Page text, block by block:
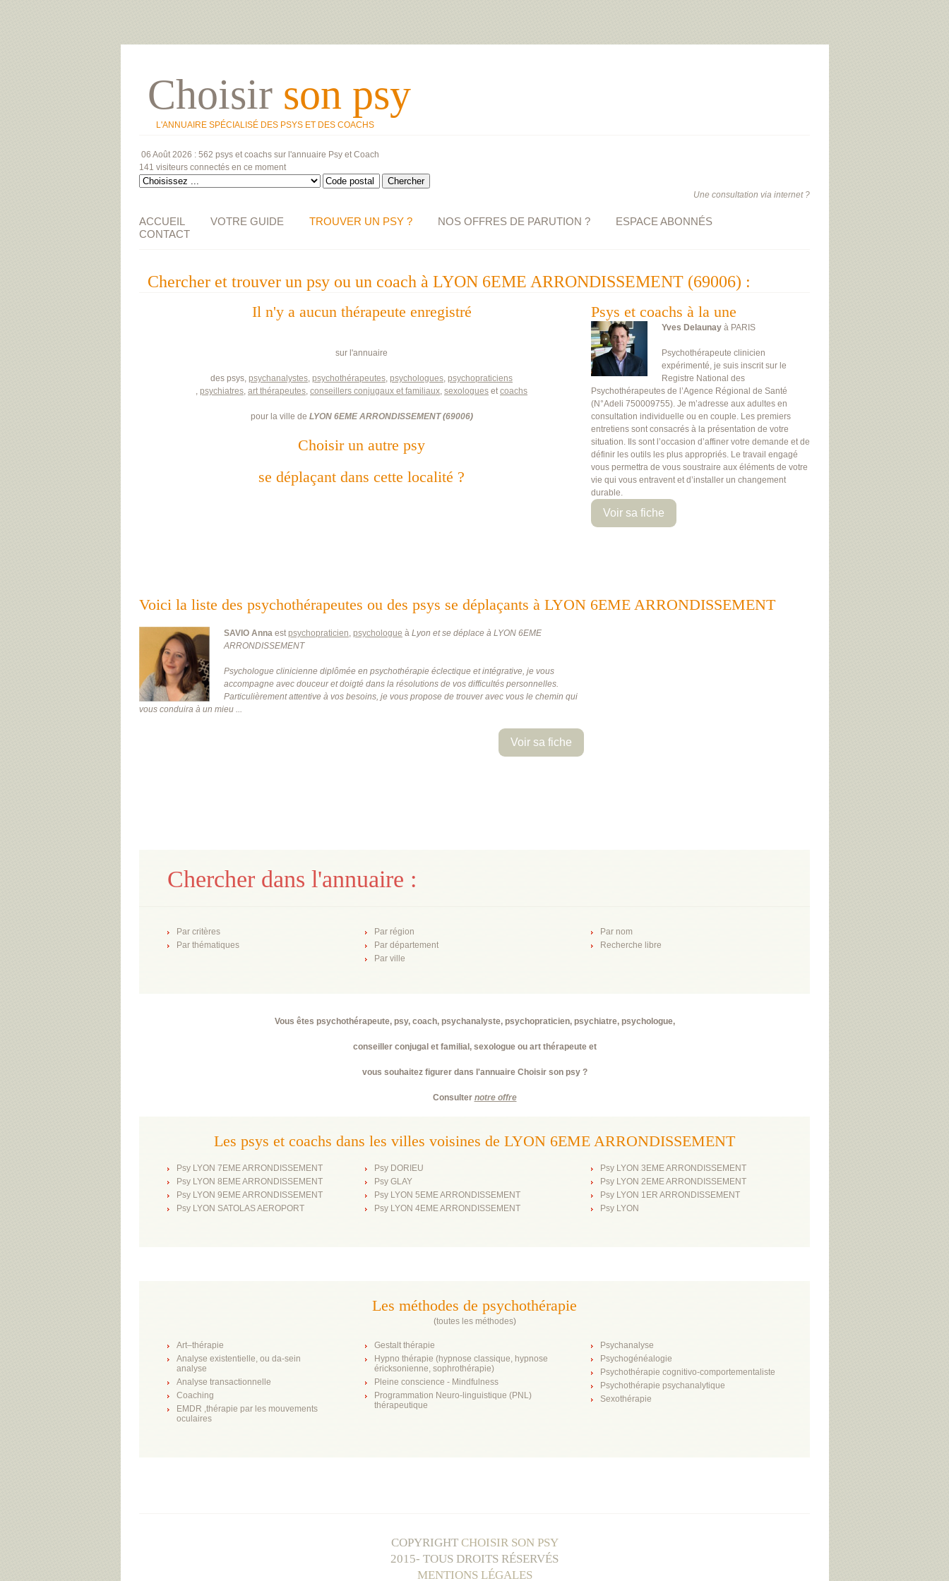
Choisir son psy
L'ANNUAIRE SPÉCIALISÉ DES PSYS ET DES COACHS
06 Août 2026 : 562 psys et coachs sur l'annuaire Psy et Coach
141 visiteurs connectés en ce moment
Une consultation via internet ?
ACCUEIL VOTRE GUIDE TROUVER UN PSY ? NOS OFFRES DE PARUTION ?
ESPACE ABONNÉS
CONTACT
Chercher et trouver un psy ou un coach à LYON 6EME ARRONDISSEMENT (69006) :
Il n'y a aucun thérapeute enregistré
sur l'annuaire
des psys, psychanalystes, psychothérapeutes, psychologues, psychopraticiens
, psychiatres, art thérapeutes, conseillers conjugaux et familiaux, sexologues etcoachs
pour la ville de LYON 6EME ARRONDISSEMENT(69006)
Choisir un autre psy
se déplaçant dans cette localité ?
Psys et coachs à la une
Yves Delaunay à PARIS
Psychothérapeute clinicien
expérimenté, je suis inscrit sur le
Registre National des
Psychothérapeutes de l’Agence Régional de Santé
(N°Adeli 750009755). Je m’adresse aux adultes en
consultation individuelle ou en couple. Les premiers
entretiens sont consacrés à la présentation de votre
situation. Ils sont l’occasion d’affiner votre demande et de
définir les outils les plus appropriés. Le travail engagé
vous permettra de vous soustraire aux éléments de votre
vie qui vous entravent et d’installer un changement
durable.
Voir sa fiche
Voici la liste des psychothérapeutes ou des psys se déplaçants à LYON 6EME ARRONDISSEMENT
SAVIO Anna estpsychopraticien, psychologue à Lyon et se déplace à LYON 6EME
ARRONDISSEMENT
Psychologue clinicienne diplômée en psychothérapie éclectique et intégrative, je vous
accompagne avec douceur et doigté dans la résolutions de vos difficultés personnelles.
Particulièrement attentive à vos besoins, je vous propose de trouver avec vous le chemin qui
vous conduira à un mieu ...
Voir sa fiche
Chercher dans l'annuaire :
Par critères
Par thématiques
Par région
Par département
Par ville
Par nom
Recherche libre
Vous êtes psychothérapeute, psy, coach, psychanalyste, psychopraticien, psychiatre, psychologue,
conseiller conjugal et familial, sexologue ou art thérapeute et
vous souhaitez figurer dans l'annuaire Choisir son psy ?
Consulter notre offre
Les psys et coachs dans les villes voisines de LYON 6EME ARRONDISSEMENT
Psy LYON 7EME ARRONDISSEMENT
Psy LYON 8EME ARRONDISSEMENT
Psy LYON 9EME ARRONDISSEMENT
Psy LYON SATOLAS AEROPORT
Psy DORIEU
Psy GLAY
Psy LYON 5EME ARRONDISSEMENT
Psy LYON 4EME ARRONDISSEMENT
Psy LYON 3EME ARRONDISSEMENT
Psy LYON 2EME ARRONDISSEMENT
Psy LYON 1ER ARRONDISSEMENT
Psy LYON
Les méthodes de psychothérapie
(toutes les méthodes)
Art–thérapie
Analyse existentielle, ou da-sein
analyse
Analyse transactionnelle
Coaching
EMDR ,thérapie par les mouvements
oculaires
Gestalt thérapie
Hypno thérapie (hypnose classique, hypnose
éricksonienne, sophrothérapie)
Pleine conscience - Mindfulness
Programmation Neuro-linguistique (PNL)
thérapeutique
Psychanalyse
Psychogénéalogie
Psychothérapie cognitivo-comportementaliste
Psychothérapie psychanalytique
Sexothérapie
COPYRIGHT CHOISIR SON PSY
2015- TOUS DROITS RÉSERVÉS
MENTIONS LÉGALES